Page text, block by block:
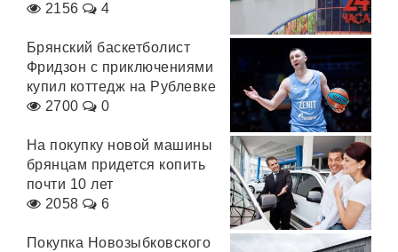
2156
4
Брянский баскетболист
Фридзон с приключениями
купил коттедж на Рублевке
2700
0
На покупку новой машины
брянцам придется копить
почти 10 лет
2058
6
Покупка Новозыбковского